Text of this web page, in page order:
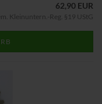
62,90 EUR
Kleinuntern.-Reg. §19 UStG